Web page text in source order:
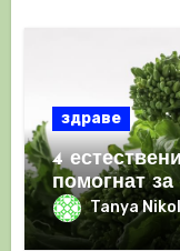
здраве
4
помогнат
Tanya